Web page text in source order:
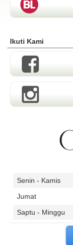
Ikuti Kami
Senin - Kamis
Jumat
Saptu - Minggu